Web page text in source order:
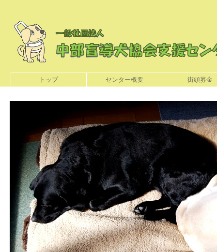
トップ センター概要 街頭募金